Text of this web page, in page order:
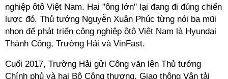
nghiệp ôtô Việt Nam. Hai "ông lớn" lại đang đi đúng chiến
lược đó. Thủ tướng Nguyễn Xuân Phúc từng nói ba mũi
nhọn để phát triển công nghiệp ôtô Việt Nam là Hyundai
Thành Công, Trường Hải và VinFast.
Cuối 2017, Trường Hải gửi Công văn lên Thủ tướng
Chính phủ và hai Bộ Công thương, Giao thông Vận tải